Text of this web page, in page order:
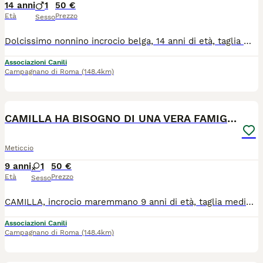
14 anni
Età
1
Sesso
50 €
Prezzo
Dolcissimo nonnino incrocio belga, 14 anni di età, taglia media 25 kg di peso. Noè insieme ai suoi fratelli è stato portato circa 2 anni fa presso il nostro rifugio con la promessa di venire al più presto a riprenderli, provvedendo al loro mantenimento. Solo per uno di loro abbiamo trovato adozione, mentre per Noè e Nerone il nulla. Noè ama ricevere coccole ed è ancora molto fiducioso nei confronti degli umani. Adora fare passeggiate ed è un cane che non dimostra la sua età è molto allegro e giocoso. Ci rendiamo conto che chiediamo un vero miracolo... intanto chiediamo almeno un'adozione a distanza. Noè è in regola con l'iter sanitario, è sterilizzato e negativo alla leishmania.
Associazioni Canili
Campagnano di Roma (148.4km)
CAMILLA HA BISOGNO DI UNA VERA FAMIGLIA, AIUTALA
Meticcio
9 anni
Età
1
Sesso
50 €
Prezzo
CAMILLA, incrocio maremmano 9 anni di età, taglia medio grande Camilla era di proprietà di un pastore che venuto a mancare è rimasta nella proprietà accudita da alcuni volontari, finchè qualche anno fa si è ammalata ed è stata recuperata per essere curata. Camilla alla fine è rimasta da noi, ora sta bene e vive libera in un grande recinto insieme ad altri maremmani. Camilla è in regola con l'iter sanitario e la leishmania è stata curata tre anni fa e da allora sta benissimo. Camilla va d'accordo con i suoi simili, con i gatti e con ogni forma vivente, timida con gli umani ma molto buona e dolce. GLI AFFETTI NON SI COMPRANO, SI ADOTTANO. SALVARE UN ESSERE IN DIFFICOLTA' E' UN GRANDE ATTO DI UMANITA' E CIVILTA'. PER OGNI CANE E GATTO ACQUISTATO IN ALLEVAMENTO O FATTO NASCERE IN CASA, CE NE SARA' UN ALTRO CHE TRASCORRERA' TUTTA LA SUA ESISTENZA DIETRO LE SBARRE DI UN CANILE. RIFLETTI!
Associazioni Canili
Campagnano di Roma (148.4km)